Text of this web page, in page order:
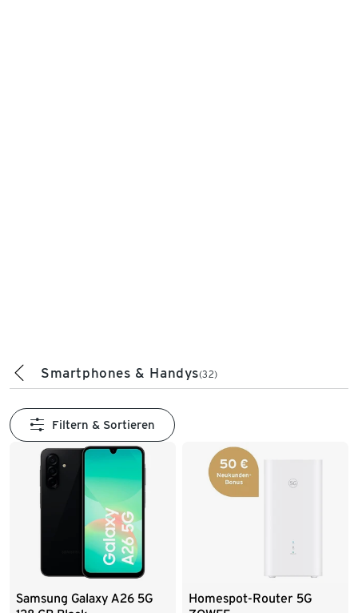
Smartphones & Handys(32)
Filtern & Sortieren
Samsung Galaxy A26 5G
Homespot-Router 5G